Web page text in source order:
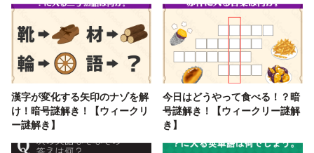
漢字が変化する矢印のナゾを解
け！暗号謎解き！【ウィークリ
ー謎解き】
今日はどうやって食べる！？暗
号謎解き！【ウィークリー謎解
き】